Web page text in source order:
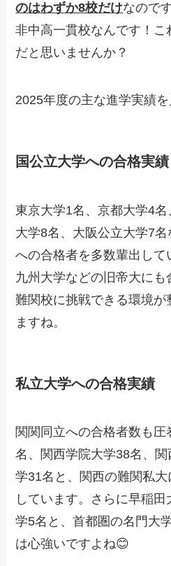
のはわずか8校だけなので
非中高一貫校なんです！こ
だと思いませんか？
2025年度の主な進学実績を
国公立大学への合格実績
東京大学1名、京都大学4
大学8名、大阪公立大学7
への合格者を多数輩出し
九州大学などの旧帝大に
難関校に挑戦できる環境が
ますね。
私立大学への合格実績
関関同立への合格者数も
名、関西学院大学38名、
学31名と、関西の難関私
しています。さらに早稲
学5名と、首都圏の名門大
は心強いですよね😊